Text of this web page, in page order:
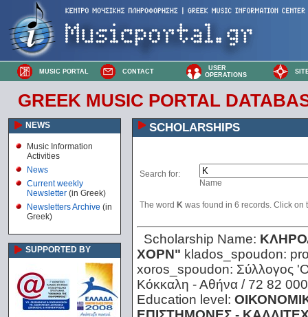
MUSIC PORTAL CONTACT
USER
OPERATIONS
GREEK MUSIC PORTAL
NEWS
Music Information
Activities
News
Current weekly
Newsletter (in Greek)
Newsletters Archive (in
Greek)
SUPPORTED BY
SCHOLARSHIPS
Search for:
Name
The word Κ was found in 6 records. Click on
Scholarship Name:
ΧΟΡΝ" klados_spoudon:
xoros_spoudon: Σύλλογος
Κόκκαλη - Αθήνα / 72 82 000
Education level: